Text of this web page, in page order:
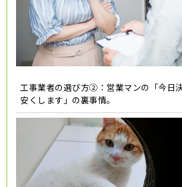
工事業者の選び方②：営業マンの「今日
安くします」の裏事情。